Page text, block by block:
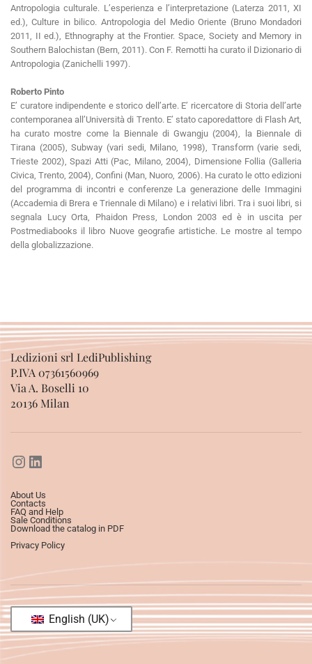
Antropologia culturale. L’esperienza e l’interpretazione (Laterza 2011, XI
ed.), Culture in bilico. Antropologia del Medio Oriente (Bruno Mondadori
2011, II ed.), Ethnography at the Frontier. Space, Society and Memory in
Southern Balochistan (Bern, 2011). Con F. Remotti ha curato il Dizionario di
Antropologia (Zanichelli 1997).
Roberto Pinto
E’ curatore indipendente e storico dell’arte. E’ ricercatore di Storia dell’arte
contemporanea all’Università di Trento. E’ stato caporedattore di Flash Art,
ha curato mostre come la Biennale di Gwangju (2004), la Biennale di
Tirana (2005), Subway (vari sedi, Milano, 1998), Transform (varie sedi,
Trieste 2002), Spazi Atti (Pac, Milano, 2004), Dimensione Follia (Galleria
Civica, Trento, 2004), Confini (Man, Nuoro, 2006). Ha curato le otto edizioni
del programma di incontri e conferenze La generazione delle Immagini
(Accademia di Brera e Triennale di Milano) e i relativi libri. Tra i suoi libri, si
segnala Lucy Orta, Phaidon Press, London 2003 ed è in uscita per
Postmediabooks il libro Nuove geografie artistiche. Le mostre al tempo
della globalizzazione.
Ledizioni srl LediPublishing
P.IVA 07361560969
Via A. Boselli 10
20136 Milan
About Us
Contacts
FAQ and Help
Sale Conditions
Download the catalog in PDF
Privacy Policy
English (UK)